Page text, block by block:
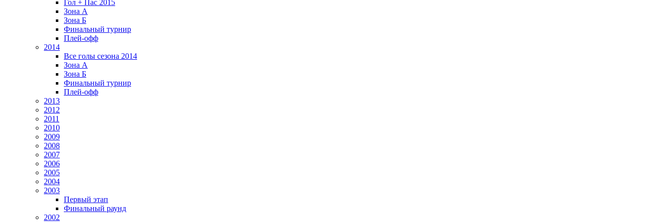
Гол + Пас 2015
Зона А
Зона Б
Финальный турнир
Плей-офф
2014
Все голы сезона 2014
Зона А
Зона Б
Финальный турнир
Плей-офф
2013
2012
2011
2010
2009
2008
2007
2006
2005
2004
2003
Первый этап
Финальный раунд
2002